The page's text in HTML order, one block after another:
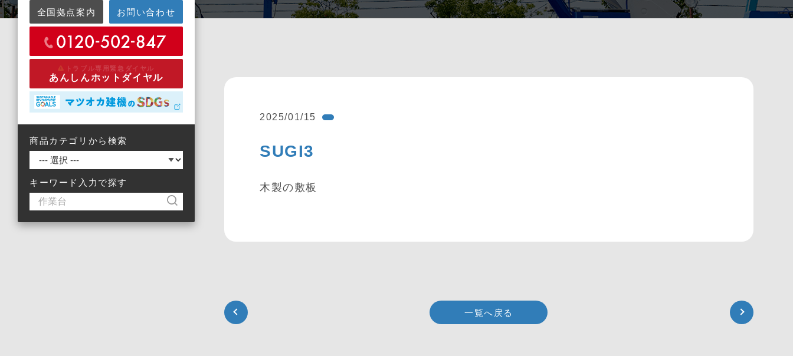
全国拠点案内 お問い合わせ
トラブル専用緊急ダイヤル
あんしんホットダイヤル
商品カテゴリから検索
キーワード入力で探す
2025/01/15
SUGI3
木製の敷板
一覧へ戻る